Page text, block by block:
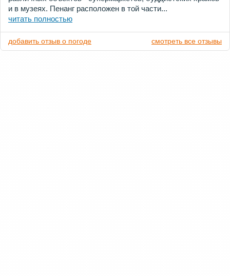
и в музеях. Пенанг расположен в той части...
читать полностью
добавить отзыв о погоде смотреть все отзывы